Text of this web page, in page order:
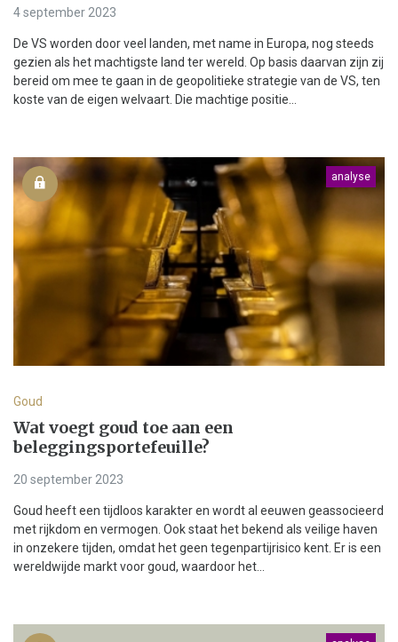
4 september 2023
De VS worden door veel landen, met name in Europa, nog steeds
gezien als het machtigste land ter wereld. Op basis daarvan zijn zij
bereid om mee te gaan in de geopolitieke strategie van de VS, ten
koste van de eigen welvaart. Die machtige positie...
analyse
Goud
Wat voegt goud toe aan een
beleggingsportefeuille?
20 september 2023
Goud heeft een tijdloos karakter en wordt al eeuwen geassocieerd
met rijkdom en vermogen. Ook staat het bekend als veilige haven
in onzekere tijden, omdat het geen tegenpartijrisico kent. Er is een
wereldwijde markt voor goud, waardoor het...